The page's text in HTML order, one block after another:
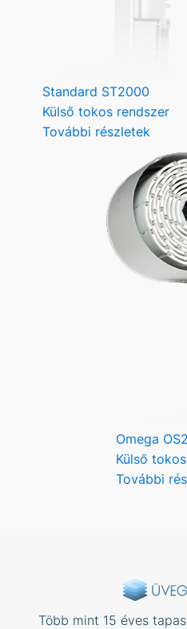
Standard ST2000
Külső tokos rendszer
További részletek
Omega
Külső
További
Több mint 15 éves